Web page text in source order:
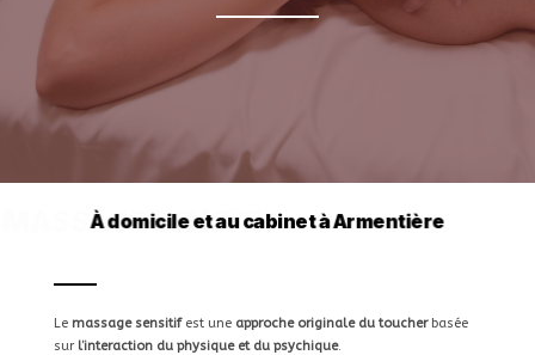
MASSAGE SENSITIF
Le massage sensitifest une approche originale du toucherbasée
sur l’interaction du physique et du psychique.